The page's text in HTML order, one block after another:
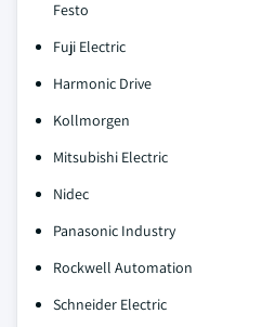
Festo
Fuji Electric
Harmonic Drive
Kollmorgen
Mitsubishi Electric
Nidec
Panasonic Industry
Rockwell Automation
Schneider Electric